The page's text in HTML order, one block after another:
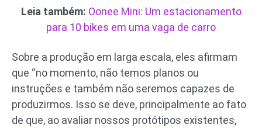
Leia também: Oonee Mini: Um estacionamento
para 10 bikes em uma vaga de carro
Sobre a produção em larga escala, eles afirmam
que “no momento, não temos planos ou
instruções e também não seremos capazes de
produzirmos. Isso se deve, principalmente ao fato
de que, ao avaliar nossos protótipos existentes,